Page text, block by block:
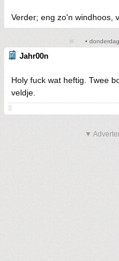
Verder; eng zo'n windhoos,
•
Jahr00n
Holy fuck wat heftig. Twee
veldje.

▼